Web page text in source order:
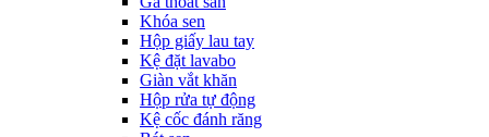
Khóa sen
Hộp giấy lau tay
Kệ đặt lavabo
Giàn vắt khăn
Hộp rửa tự động
Kệ cốc đánh răng